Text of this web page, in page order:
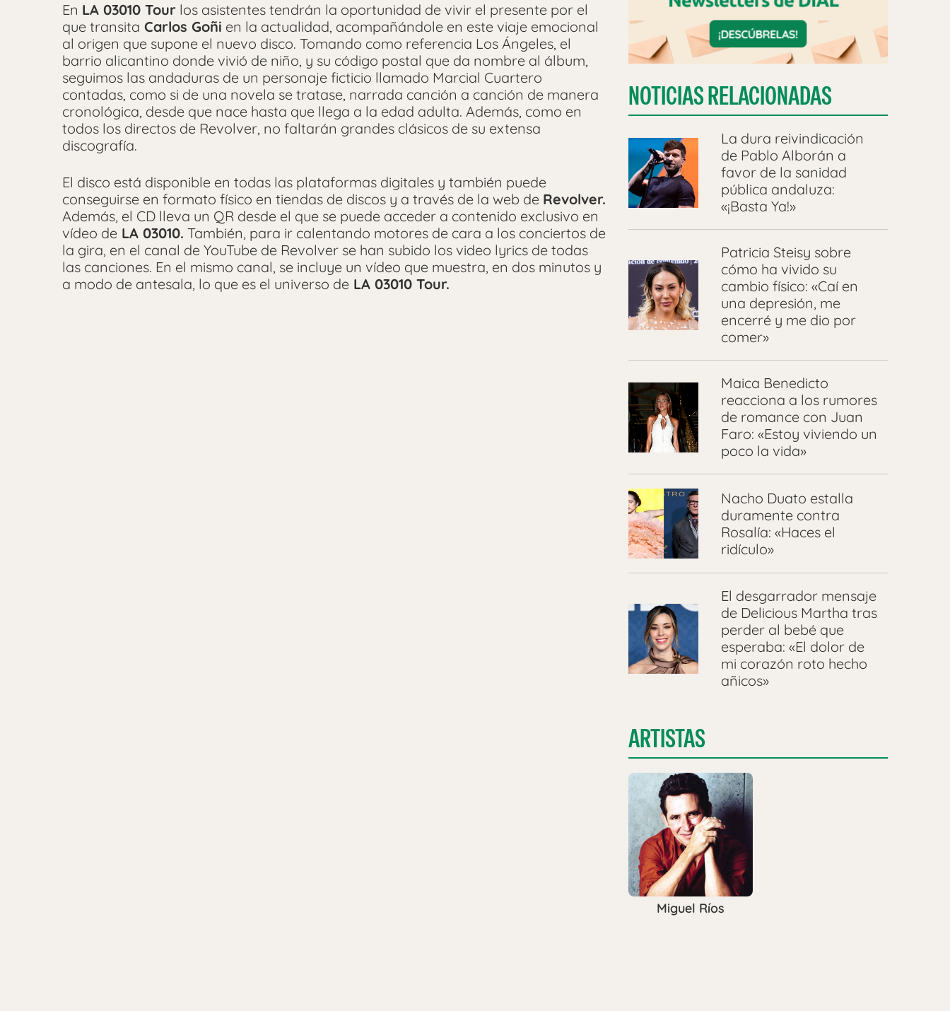
En LA 03010 Tour los asistentes tendrán la oportunidad de vivir el presente por el
que transita Carlos Goñi en la actualidad, acompañándole en este viaje emocional
al origen que supone el nuevo disco. Tomando como referencia Los Ángeles, el
barrio alicantino donde vivió de niño, y su código postal que da nombre al álbum,
seguimos las andaduras de un personaje ficticio llamado Marcial Cuartero
contadas, como si de una novela se tratase, narrada canción a canción de manera
cronológica, desde que nace hasta que llega a la edad adulta. Además, como en
todos los directos de Revolver, no faltarán grandes clásicos de su extensa
discografía.
El disco está disponible en todas las plataformas digitales y también puede
conseguirse en formato físico en tiendas de discos y a través de la web de Revolver.
Además, el CD lleva un QR desde el que se puede acceder a contenido exclusivo en
vídeo de LA 03010. También, para ir calentando motores de cara a los conciertos de
la gira, en el canal de YouTube de Revolver se han subido los video lyrics de todas
las canciones. En el mismo canal, se incluye un vídeo que muestra, en dos minutos y
a modo de antesala, lo que es el universo de LA 03010 Tour.
NOTICIAS RELACIONADAS
La dura reivindicación
de Pablo Alborán a
favor de la sanidad
pública andaluza:
«¡Basta Ya!»
Patricia Steisy sobre
cómo ha vivido su
cambio físico: «Caí en
una depresión, me
encerré y me dio por
comer»
Maica Benedicto
reacciona a los rumores
de romance con Juan
Faro: «Estoy viviendo un
poco la vida»
Nacho Duato estalla
duramente contra
Rosalía: «Haces el
ridículo»
El desgarrador mensaje
de Delicious Martha tras
perder al bebé que
esperaba: «El dolor de
mi corazón roto hecho
añicos»
ARTISTAS
Miguel Ríos